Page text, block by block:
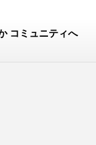
コミュニティへ